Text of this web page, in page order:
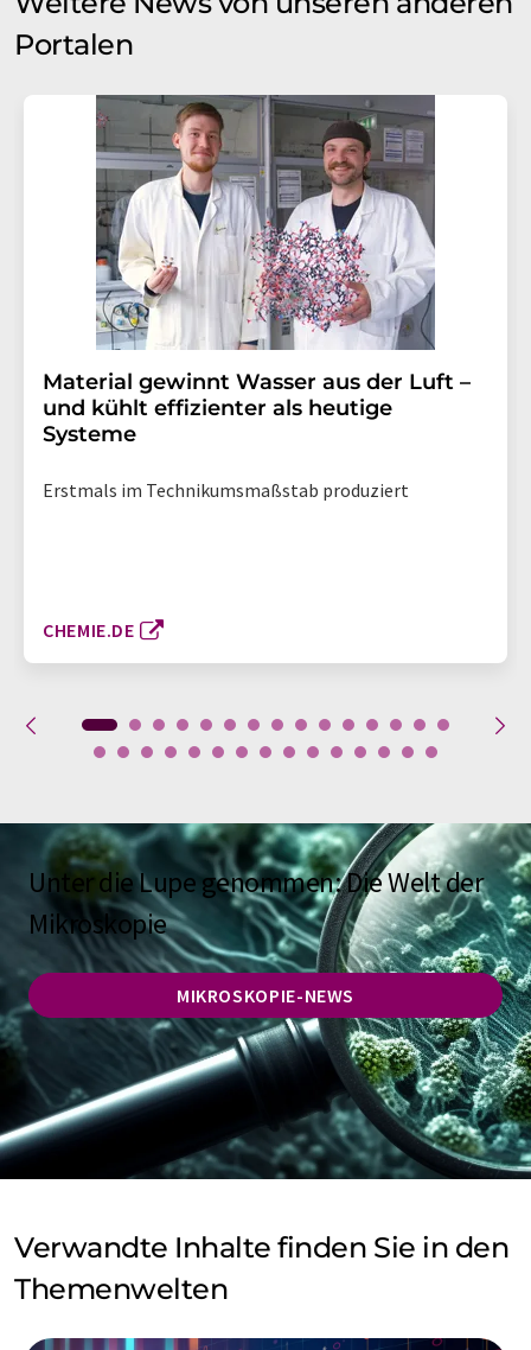
Portalen
Material gewinnt Wasser aus der Luft –
und kühlt effizienter als heutige
Systeme
Erstmals im Technikumsmaßstab produziert
CHEMIE.DE
Unter die Lupe genommen: Die Welt der
Mikroskopie
MIKROSKOPIE-NEWS
Verwandte Inhalte finden Sie in den
Themenwelten